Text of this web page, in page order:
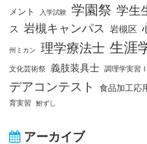
メント
入学試験 学園祭 学生
ス 岩槻キャンパス 岩槻区
州ミカン 理学療法士 生涯
文化芸術祭 義肢装具士 調理学実習Ⅰ
デアコンテスト
食品加工応
育実習
鮒ずし
アーカイブ